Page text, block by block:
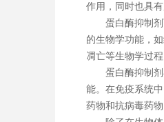
作用，同时也具
蛋白酶抑制剂
的生物学功能，
凋亡等生物学过
蛋白酶抑制剂
能。在免疫系统
药物和抗病毒药